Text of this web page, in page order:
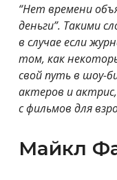
“Нет времени
деньги”. Такими
в случае если
том, как
свой путь в шоу-
актеров и
с фильмов для
Майкл